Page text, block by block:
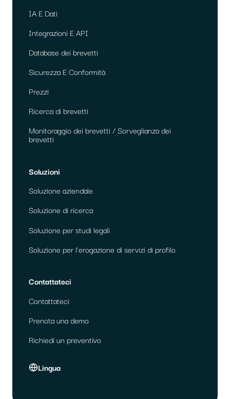
IA E Dati
Integrazioni E API
Database dei brevetti
Sicurezza E Conformità
Prezzi
Ricerca di brevetti
Monitoraggio dei brevetti / Sorveglianza dei
brevetti
Soluzioni
Soluzione aziendale
Soluzione di ricerca
Soluzione per studi legali
Soluzione per l'erogazione di servizi di profilo
Contattateci
Contattateci
Prenota una demo
Richiedi un preventivo
Lingua